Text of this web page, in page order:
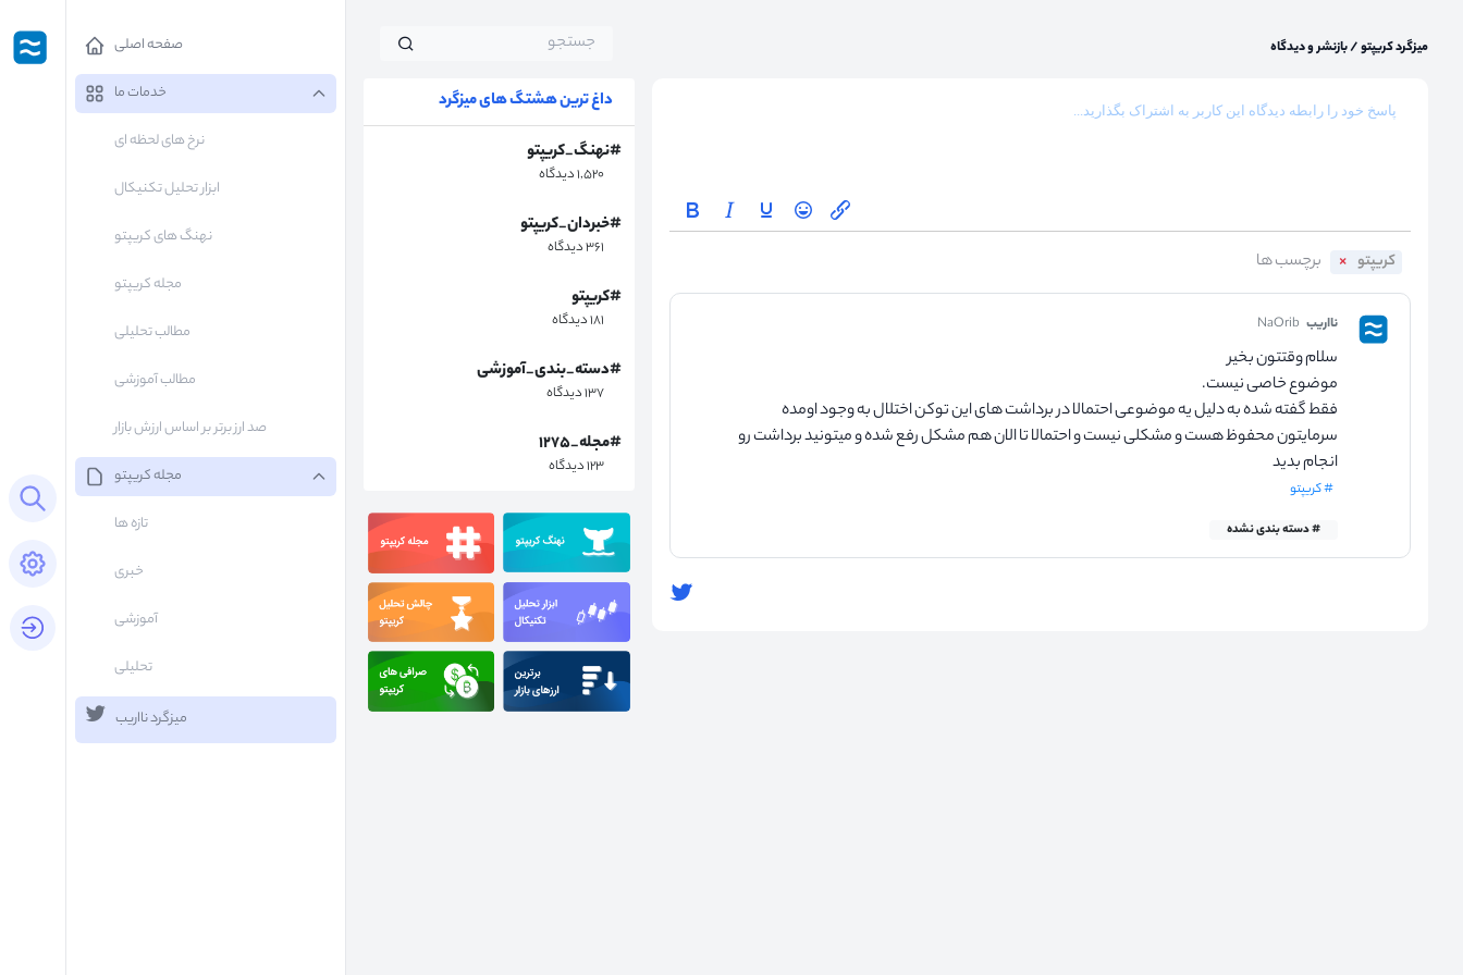
Open search panel
Open settings panel
login button
صفحه اصلی
خدمات ما
نرخ های لحظه ای
ابزار تحلیل تکنیکال
نهنگ های کریپتو
مجله کریپتو
مطالب تحلیلی
مطالب آموزشی
صد ارز برتر بر اساس ارزش بازار
مجله کریپتو
تازه ها
خبری
آموزشی
تحلیلی
میزگرد نااریب
میزگرد کریپتو/بازنشر و دیدگاه
کریپتو
نااریب NaOrib
سلام وقتتون بخیر
موضوع خاصی نیست.
فقط گفته شده به دلیل یه موضوعی احتمالا در برداشت های این توکن اختلال به وجود اومده
سرمایتون محفوظ هست و مشکلی نیست و احتمالا تا الان هم مشکل رفع شده و میتونید برداشت رو
انجام بدید
# کریپتو
# دسته بندی نشده
داغ ترین هشتگ های میزگرد
#نهنگ_کریپتو
۱,۵۲۰ دیدگاه
#خبردان_کریپتو
۳۶۱ دیدگاه
#کریپتو
۱۸۱ دیدگاه
#دسته_بندی_آموزشی
۱۳۷ دیدگاه
#مجله_۱۲۷۵
۱۲۳ دیدگاه